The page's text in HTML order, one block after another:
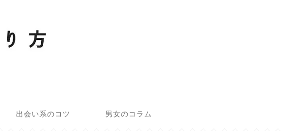
出会い系のコツ 男女のコラム